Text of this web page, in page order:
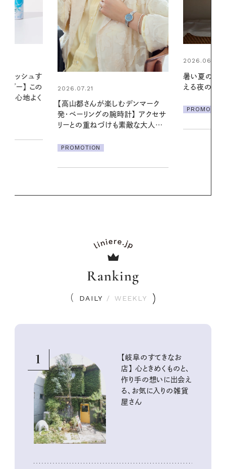
2026.06.01
える夜の爽やかご褒美ケア
PROMOTION
2026.06.01
真夏に向け
やりジェルと
ア
Ranking
DAILY / WEEKLY
1
【岐阜のすてきなお
店】 心ときめくものと、
作り手の想いに出会え
る、お気に入りの雑貨
屋さん